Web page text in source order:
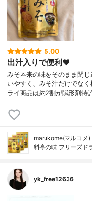
5.00
出汁入りで便利❤️
みそ本来の味をそのまま閉
いやすく、みそ汁だけでな
ライ商品は約2割が賦形剤特
marukome(マルコメ)
料亭の味 フリーズド
yk_free12636